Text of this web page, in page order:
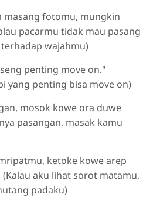
masang fotomu, mungkin
pacarmu tidak mau pasang
wajahmu)
penting move on."
yang penting bisa move on)
mosok kowe ora duwe
pasangan, masak kamu
ketoke kowe arep
aku lihat sorot matamu,
padaku)